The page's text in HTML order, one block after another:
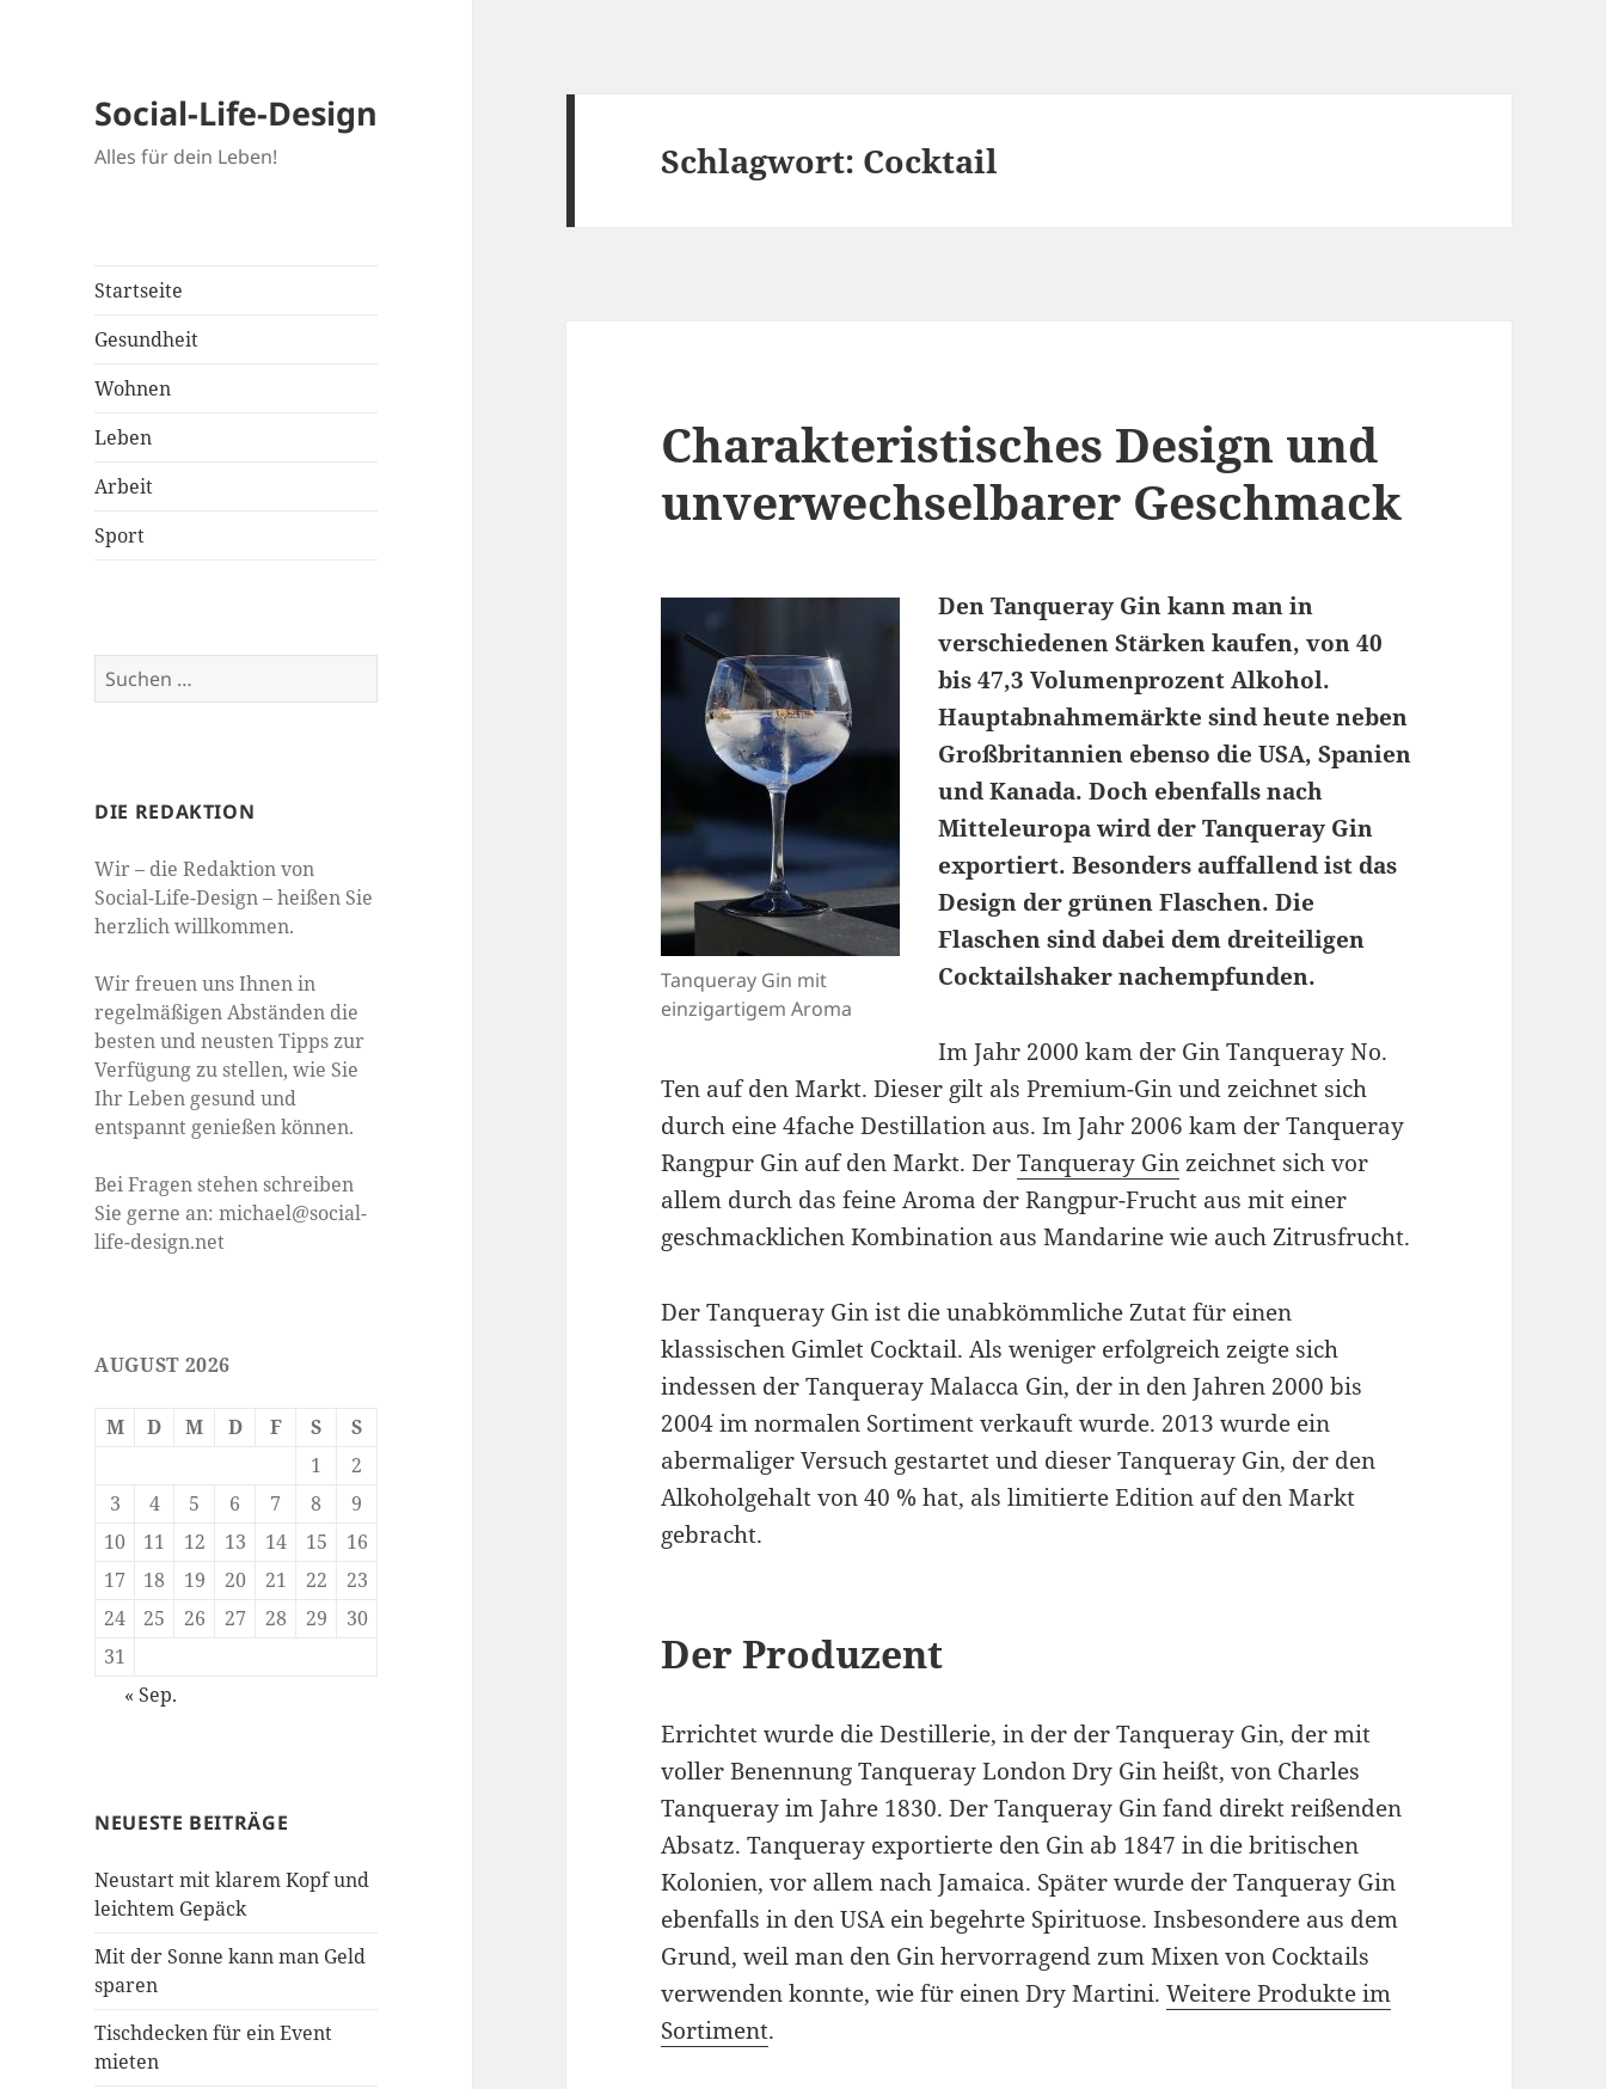
Social-Life-Design
Alles für dein Leben!
Startseite
Gesundheit
Wohnen
Leben
Arbeit
Sport
Suchen
nach:
DIE REDAKTION
Wir – die Redaktion von
Social-Life-Design – heißen Sie
herzlich willkommen.
Wir freuen uns Ihnen in
regelmäßigen Abständen die
besten und neusten Tipps zur
Verfügung zu stellen, wie Sie
Ihr Leben gesund und
entspannt genießen können.
Bei Fragen stehen schreiben
Sie gerne an: michael@social-
life-design.net
AUGUST 2026
M D M D F S
S
1
2
3
4 5 6 7 8
9
10
11 12 13 14 15
16
17
18 19 20 21 22
23
24
25 26 27 28 29
30
31
« Sep.
NEUESTE BEITRÄGE
Neustart mit klarem Kopf und
leichtem Gepäck
Mit der Sonne kann man Geld
sparen
Tischdecken für ein Event
mieten
Schlagwort: Cocktail
Charakteristisches Design und
unverwechselbarer Geschmack
Tanqueray Gin mit
einzigartigem Aroma
Den Tanqueray Gin kann man in
verschiedenen Stärken kaufen, von 40
bis 47,3 Volumenprozent Alkohol.
Hauptabnahmemärkte sind heute neben
Großbritannien ebenso die USA, Spanien
und Kanada. Doch ebenfalls nach
Mitteleuropa wird der Tanqueray Gin
exportiert. Besonders auffallend ist das
Design der grünen Flaschen. Die
Flaschen sind dabei dem dreiteiligen
Cocktailshaker nachempfunden.
Im Jahr 2000 kam der Gin Tanqueray No.
Ten auf den Markt. Dieser gilt als Premium-Gin und zeichnet sich
durch eine 4fache Destillation aus. Im Jahr 2006 kam der Tanqueray
Rangpur Gin auf den Markt. DerTanqueray Ginzeichnet sich vor
allem durch das feine Aroma der Rangpur-Frucht aus mit einer
geschmacklichen Kombination aus Mandarine wie auch Zitrusfrucht.
Der Tanqueray Gin ist die unabkömmliche Zutat für einen
klassischen Gimlet Cocktail. Als weniger erfolgreich zeigte sich
indessen der Tanqueray Malacca Gin, der in den Jahren 2000 bis
2004 im normalen Sortiment verkauft wurde. 2013 wurde ein
abermaliger Versuch gestartet und dieser Tanqueray Gin, der den
Alkoholgehalt von 40 % hat, als limitierte Edition auf den Markt
gebracht.
Der Produzent
Errichtet wurde die Destillerie, in der der Tanqueray Gin, der mit
voller Benennung Tanqueray London Dry Gin heißt, von Charles
Tanqueray im Jahre 1830. Der Tanqueray Gin fand direkt reißenden
Absatz. Tanqueray exportierte den Gin ab 1847 in die britischen
Kolonien, vor allem nach Jamaica. Später wurde der Tanqueray Gin
ebenfalls in den USA ein begehrte Spirituose. Insbesondere aus dem
Grund, weil man den Gin hervorragend zum Mixen von Cocktails
verwenden konnte, wie für einen Dry Martini.Weitere Produkte im
Sortiment.